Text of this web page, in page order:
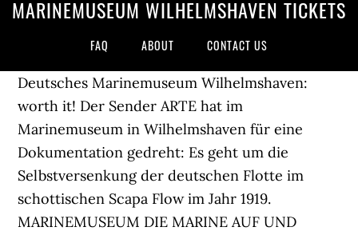
MARINEMUSEUM WILHELMSHAVEN TICKETS
FAQ ABOUT CONTACT US
Deutsches Marinemuseum Wilhelmshaven:
worth it! Der Sender ARTE hat im
Marinemuseum in Wilhelmshaven für eine
Dokumentation gedreht: Es geht um die
Selbstversenkung der deutschen Flotte im
schottischen Scapa Flow im Jahr 1919.
MARINEMUSEUM DIE MARINE AUF UND